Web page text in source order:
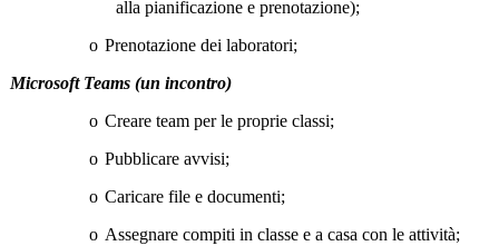
alla pianificazione e prenotazione);
o Prenotazione dei laboratori;
Microsoft Teams (un incontro)
o Creare team per le proprie classi;
o Pubblicare avvisi;
o Caricare file e documenti;
o Assegnare compiti in classe e a casa con le attività;